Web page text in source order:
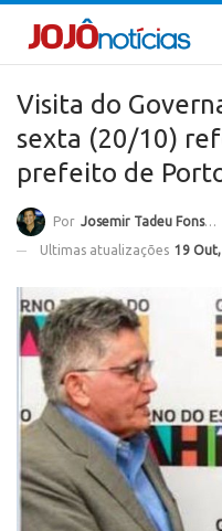
Visita do
sexta (20/10)
prefeito de
Por Josemir Tadeu Fonseca
Ultimas atualizações 19